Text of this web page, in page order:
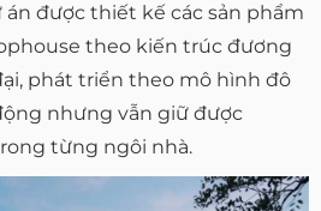
được thiết kế các sản phẩm
theo kiến trúc đương
phát triển theo mô hình đô
nhưng vẫn giữ được
từng ngôi nhà.